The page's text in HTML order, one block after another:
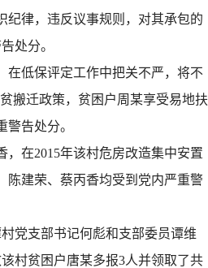
律，违反议事规则，对其承包的
处分。
在低保评定工作中把关不严，将不
搬迁政策，贫困户周某享受易地扶
告处分。
在2015年该村危房改造集中安置
陈建荣、蔡丙香均受到党内严重警
党支部书记何彪和支部委员谭维
村贫困户唐某多报3人并领取了共